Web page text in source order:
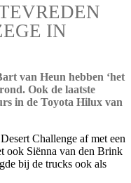
IN
van Heun hebben ‘het
Ook de laatste
in de Toyota Hilux van
Challenge af met een
ook Siënna van den Brink
bij de trucks ook als